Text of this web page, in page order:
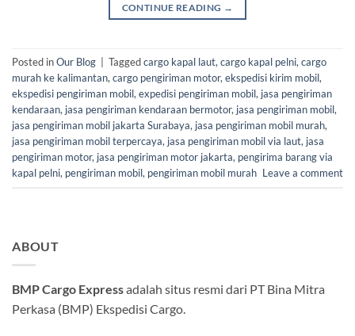
CONTINUE READING →
Posted inOur Blog Taggedcargo kapal laut, cargo kapal pelni, cargo
murah ke kalimantan, cargo pengiriman motor, ekspedisi kirim mobil,
ekspedisi pengiriman mobil, expedisi pengiriman mobil, jasa pengiriman
kendaraan, jasa pengiriman kendaraan bermotor, jasa pengiriman mobil,
jasa pengiriman mobil jakarta Surabaya, jasa pengiriman mobil murah,
jasa pengiriman mobil terpercaya, jasa pengiriman mobil via laut, jasa
pengiriman motor, jasa pengiriman motor jakarta, pengirima barang via
kapal pelni, pengiriman mobil, pengiriman mobil murah Leave a comment
ABOUT
BMP Cargo Expressadalah situs resmi dari PT Bina Mitra
Perkasa (BMP) Ekspedisi Cargo.